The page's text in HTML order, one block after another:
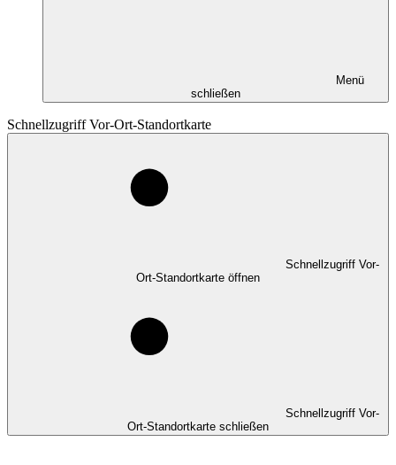
Menü
schließen
Schnellzugriff Vor-Ort-Standortkarte
Schnellzugriff Vor-
Ort-Standortkarte öffnen
Schnellzugriff Vor-
Ort-Standortkarte schließen